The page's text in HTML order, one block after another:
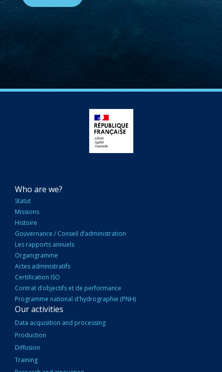
NAVIGATION
PRINCIPALE
Who are we?
Statut
Missions
Histoire
Gouvernance / Conseil d’administration
Les rapports annuels
Organigramme
Actes administratifs
Certification ISO
Contrat d’objectifs et de performance
Programme national d'hydrographie (PNH)
Our activities
Data acquisition and processing
Production
Diffusion
Training